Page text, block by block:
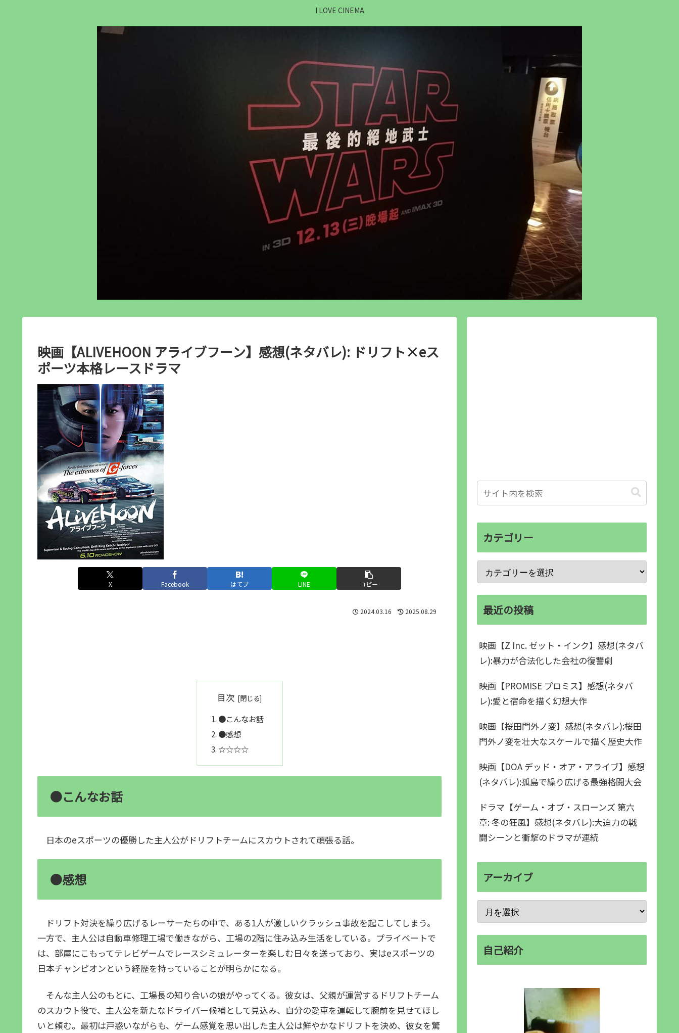
I LOVE CINEMA
映画【ALIVEHOON アライブフーン】感想(ネタバレ): ドリフト×eス
ポーツ本格レースドラマ
X Facebook はてブ LINE コピー
2024.03.16 2025.08.29
目次
●こんなお話
●感想
☆☆☆☆
●こんなお話
日本のeスポーツの優勝した主人公がドリフトチームにスカウトされて頑張る話。
●感想
ドリフト対決を繰り広げるレーサーたちの中で、ある1人が激しいクラッシュ事故を起こしてしまう。
一方で、主人公は自動車修理工場で働きながら、工場の2階に住み込み生活をしている。プライベートで
は、部屋にこもってテレビゲームでレースシミュレーターを楽しむ日々を送っており、実はeスポーツの
日本チャンピオンという経歴を持っていることが明らかになる。
そんな主人公のもとに、工場長の知り合いの娘がやってくる。彼女は、父親が運営するドリフトチーム
のスカウト役で、主人公を新たなドライバー候補として見込み、自分の愛車を運転して腕前を見せてほし
いと頼む。最初は戸惑いながらも、ゲーム感覚を思い出した主人公は鮮やかなドリフトを決め、彼女を驚
カテゴリー
最近の投稿
映画【Z Inc. ゼット・インク】感想(ネタバ
レ):暴力が合法化した会社の復讐劇
映画【PROMISE プロミス】感想(ネタバ
レ):愛と宿命を描く幻想大作
映画【桜田門外ノ変】感想(ネタバレ):桜田
門外ノ変を壮大なスケールで描く歴史大作
映画【DOA デッド・オア・アライブ】感想
(ネタバレ):孤島で繰り広げる最強格闘大会
ドラマ【ゲーム・オブ・スローンズ 第六
章: 冬の狂風】感想(ネタバレ):大迫力の戦
闘シーンと衝撃のドラマが連続
アーカイブ
自己紹介